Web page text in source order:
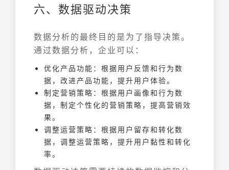
六、数据驱动决策
数据分析的最终目的是为了指导决策。
通过数据分析，企业可以：
优化产品功能：根据用户反馈和行为数
据，改进产品功能，提升用户体验。
制定营销策略：根据用户画像和行为数
据，制定个性化的营销策略，提高营销效
果。
调整运营策略：根据用户留存和转化数
据，调整运营策略，提升用户黏性和转化
率。